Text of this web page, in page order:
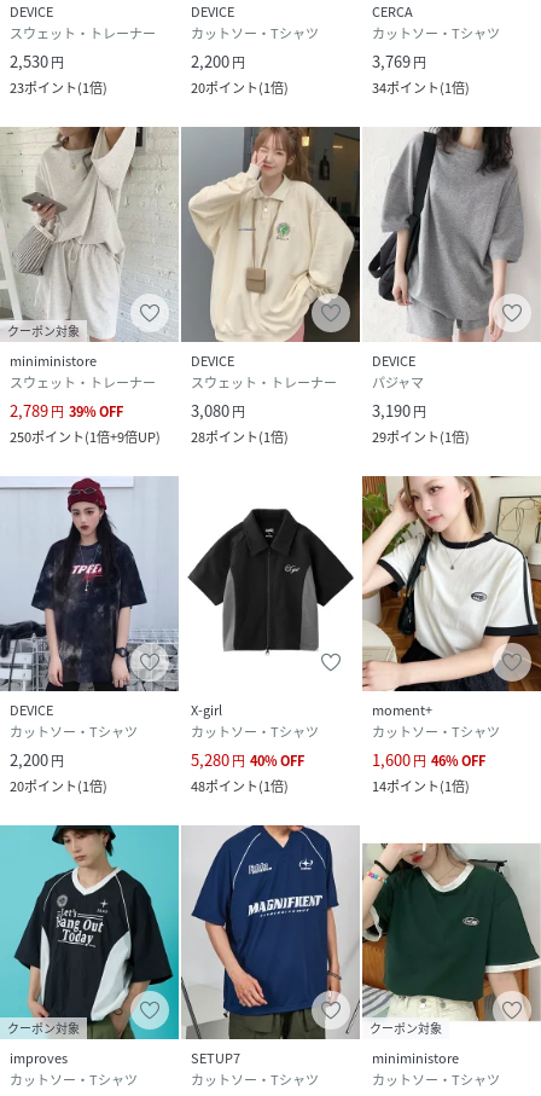
DEVICE
スウェット・トレーナー
2,530円
23ポイント(1倍)
DEVICE
カットソー・Tシャツ
2,200円
20ポイント(1倍)
CERCA
カットソー・Tシャツ
3,769円
34ポイント(1倍)
クーポン対象
miniministore
スウェット・トレーナー
2,789円 39%OFF
250ポイント(1倍+9倍UP)
DEVICE
スウェット・トレーナー
3,080円
28ポイント(1倍)
DEVICE
パジャマ
3,190円
29ポイント(1倍)
DEVICE
カットソー・Tシャツ
2,200円
20ポイント(1倍)
X-girl
カットソー・Tシャツ
5,280円 40%OFF
48ポイント(1倍)
moment+
カットソー・Tシャツ
1,600円 46%OFF
14ポイント(1倍)
クーポン対象
improves
カットソー・Tシャツ
SETUP7
カットソー・Tシャツ
クーポン対象
miniministore
カットソー・Tシャツ